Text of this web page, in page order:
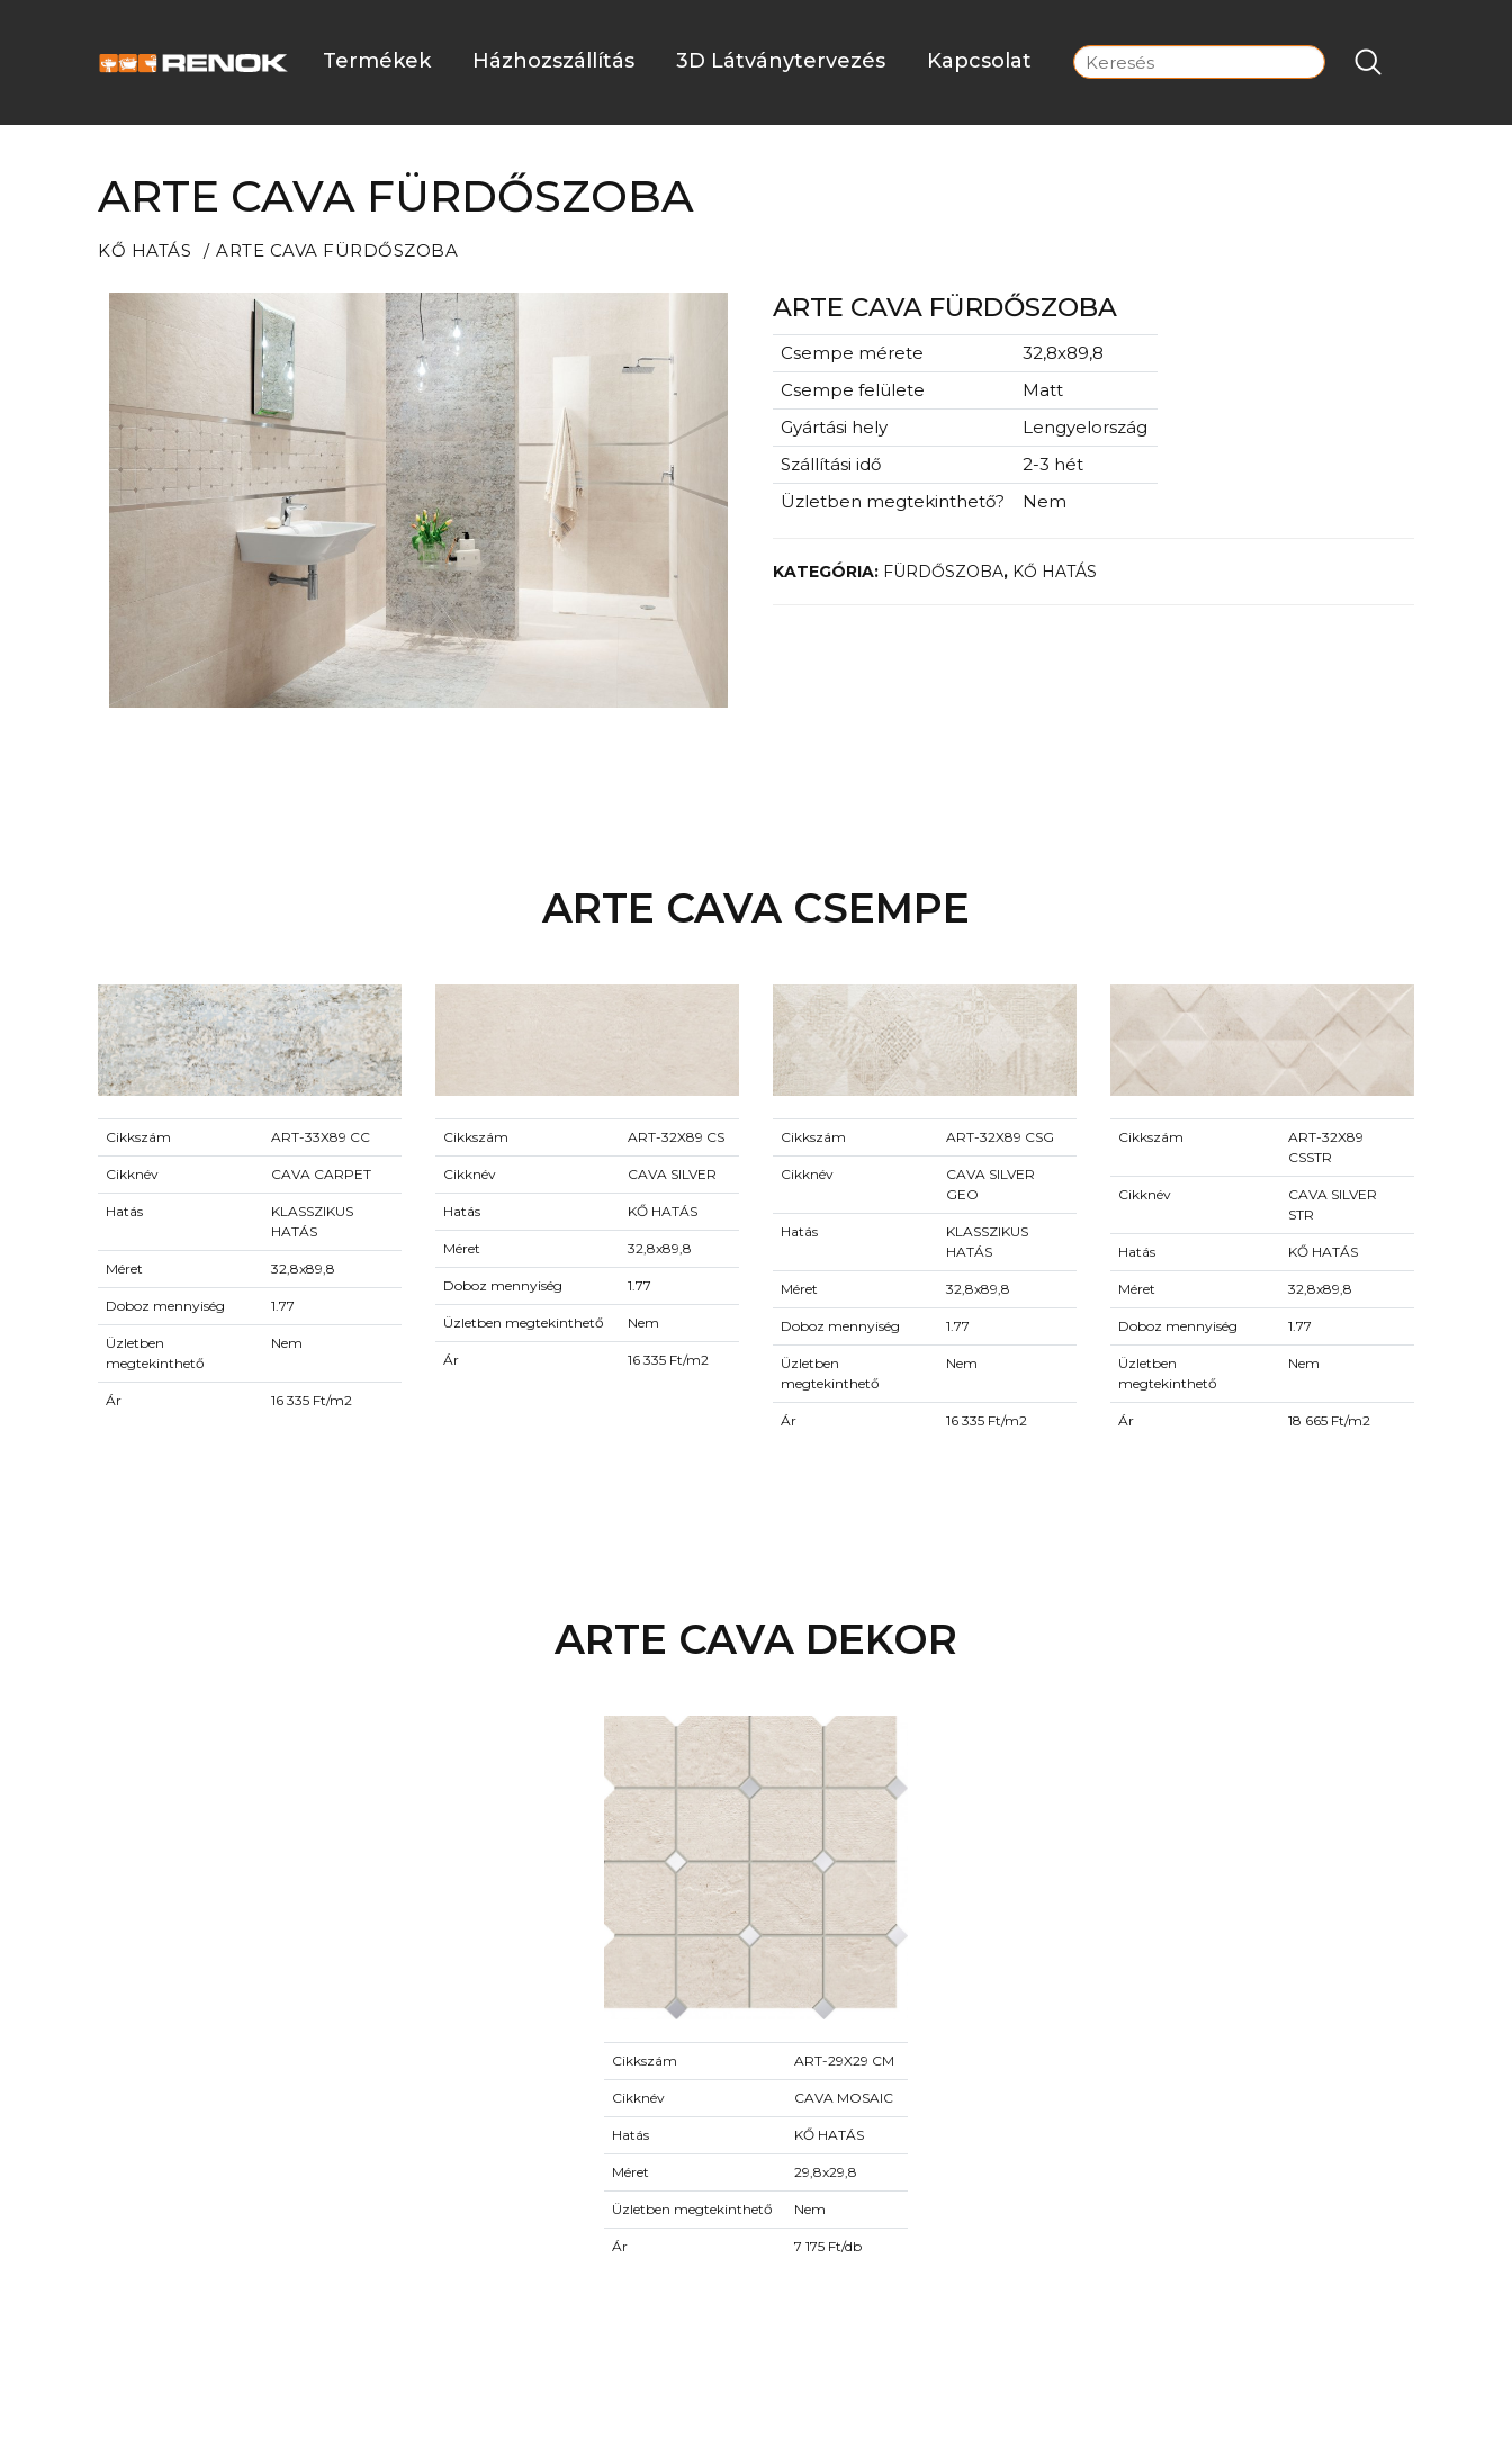
Termékek Házhozszállítás 3D Látványtervezés Kapcsolat
ARTE CAVA FÜRDŐSZOBA
KŐ HATÁS ARTE CAVA FÜRDŐSZOBA
ARTE CAVA FÜRDŐSZOBA
Csempe mérete
32,8x89,8
Csempe felülete
Matt
Gyártási hely
Lengyelország
Szállítási idő
2-3 hét
Üzletben megtekinthető?
Nem
KATEGÓRIA: FÜRDŐSZOBA, KŐ HATÁS
ARTE CAVA CSEMPE
Cikkszám ART-33X89 CC
Cikknév CAVA CARPET
Hatás
KLASSZIKUS
HATÁS
Méret 32,8x89,8
Doboz mennyiség 1.77
Üzletben
megtekinthető
Nem
Ár 16 335 Ft/m2
Cikkszám ART-32X89 CS
Cikknév CAVA SILVER
Hatás KŐ HATÁS
Méret 32,8x89,8
Doboz mennyiség 1.77
Üzletben megtekinthető Nem
Ár 16 335 Ft/m2
Cikkszám ART-32X89 CSG
Cikknév
CAVA SILVER
GEO
Hatás
KLASSZIKUS
HATÁS
Méret 32,8x89,8
Doboz mennyiség 1.77
Üzletben
megtekinthető
Nem
Ár 16 335 Ft/m2
Cikkszám
ART-32X89
CSSTR
Cikknév
CAVA SILVER
STR
Hatás KŐ HATÁS
Méret 32,8x89,8
Doboz mennyiség 1.77
Üzletben
megtekinthető
Nem
Ár 18 665 Ft/m2
ARTE CAVA DEKOR
Cikkszám ART-29X29 CM
Cikknév CAVA MOSAIC
Hatás KŐ HATÁS
Méret 29,8x29,8
Üzletben megtekinthető Nem
Ár 7 175 Ft/db